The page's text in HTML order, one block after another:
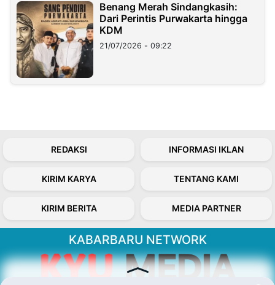
Benang Merah Sindangkasih:
Dari Perintis Purwakarta hingga
KDM
21/07/2026 - 09:22
REDAKSI INFORMASI IKLAN
KIRIM KARYA TENTANG KAMI
KIRIM BERITA MEDIA PARTNER
KABARBARU NETWORK